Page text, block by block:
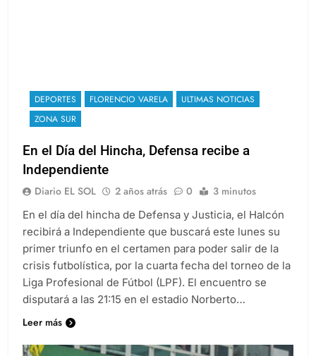
DEPORTES FLORENCIO VARELA
ULTIMAS NOTICIAS
ZONA SUR
En el Día del Hincha, Defensa recibe a
Independiente
Diario EL SOL 2 años atrás 0 3 minutos
En el día del hincha de Defensa y Justicia, el Halcón
recibirá a Independiente que buscará este lunes su
primer triunfo en el certamen para poder salir de la
crisis futbolística, por la cuarta fecha del torneo de la
Liga Profesional de Fútbol (LPF). El encuentro se
disputará a las 21:15 en el estadio Norberto…
Leer más